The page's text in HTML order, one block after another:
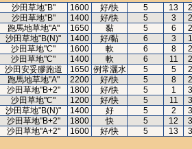
沙田草地"B" 1600 好/快 5 13
沙田草地"B" 1400 好/快 5 3
跑馬地草地"A" 1650 黏 5 6
沙田草地"B(N)" 1400 好/黏 6 3
沙田草地"C" 1600 軟 6 8
沙田草地"C" 1400 軟 6 11
沙田安妥膠跑道 1650 例常灑水 5 5
跑馬地草地"A" 2200 好/快 5 8
沙田草地"B+2" 1800 好/快 5 1
沙田草地"C" 1200 好/快 5 11
沙田草地"B(N)" 1400 好 5 2
沙田草地"B+2" 1800 快 5 12
沙田草地"A+2" 1600 好/快 5 13